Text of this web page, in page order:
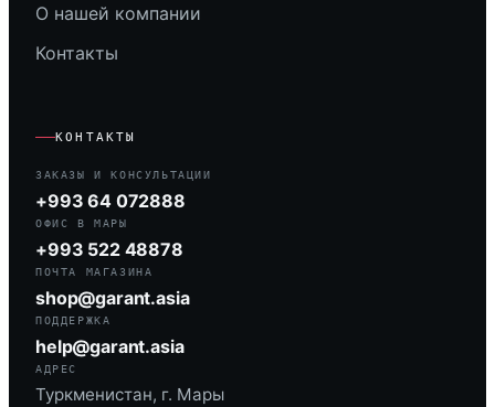
О нашей компании
Контакты
КОНТАКТЫ
ЗАКАЗЫ И КОНСУЛЬТАЦИИ
+993 64 072888
ОФИС В МАРЫ
+993 522 48878
ПОЧТА МАГАЗИНА
shop@garant.asia
ПОДДЕРЖКА
help@garant.asia
АДРЕС
Туркменистан, г. Мары